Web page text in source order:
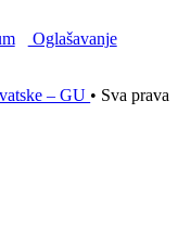
Oglašavanje
– GU • Sva prava